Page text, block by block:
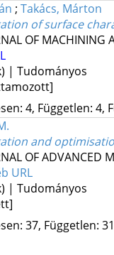
; Takács, Márton
of surface
OF MACHINING
| Tudományos
4, Független: 4,
and
OF ADVANCED
URL
| Tudományos
37, Független: